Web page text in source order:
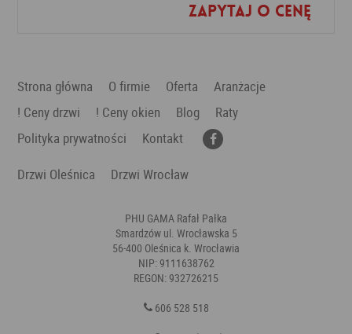
Zapytaj o cenę
Dodaj do ulubionych
Strona główna O firmie Oferta
Aranżacje
! Ceny drzwi
! Ceny okien Blog
Raty
Polityka prywatności
Kontakt
Drzwi Oleśnica
Drzwi Wrocław
PHU GAMA Rafał Pałka
Smardzów ul. Wrocławska 5
56-400 Oleśnica k. Wrocławia
NIP: 9111638762
REGON: 932726215
606 528 518